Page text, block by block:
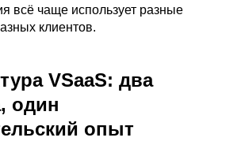
всё чаще использует разные
клиентов.
VSaaS: два
один
опыт